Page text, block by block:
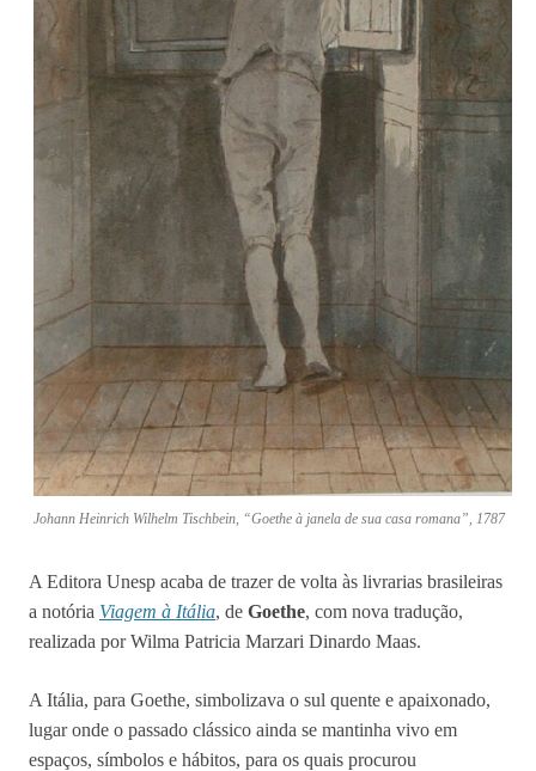
Johann Heinrich Wilhelm Tischbein, “Goethe à janela de sua casa romana”, 1787
A Editora Unesp acaba de trazer de volta às livrarias brasileiras
a notória Viagem à Itália, de Goethe, com nova tradução,
realizada por Wilma Patricia Marzari Dinardo Maas.
A Itália, para Goethe, simbolizava o sul quente e apaixonado,
lugar onde o passado clássico ainda se mantinha vivo em
espaços, símbolos e hábitos, para os quais procurou